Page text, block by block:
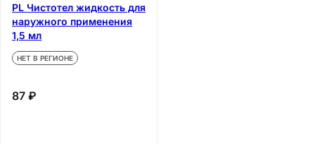
PL Чистотел жидкость для
наружного применения
1,5 мл
НЕТ В РЕГИОНЕ
87 ₽